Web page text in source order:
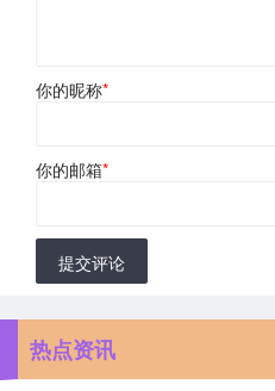
你的昵称*
你的邮箱*
提交评论
热点资讯